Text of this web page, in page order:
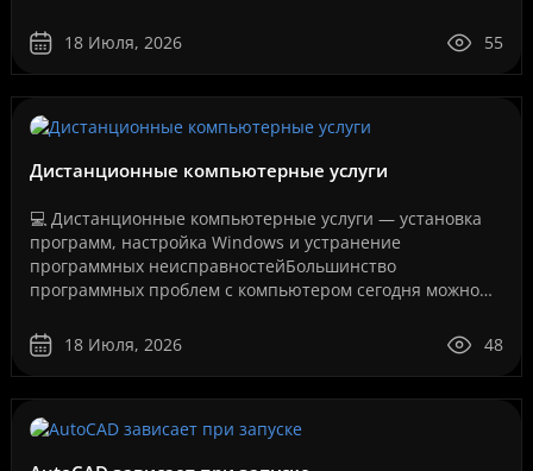
если система у..
18 Июля, 2026 55
Дистанционные компьютерные услуги
💻 Дистанционные компьютерные услуги — установка
программ, настройка Windows и устранение
программных неисправностейБольшинство
программных проблем с компьютером сегодня можно
сервисный центр и без ожидания..
18 Июля, 2026 48